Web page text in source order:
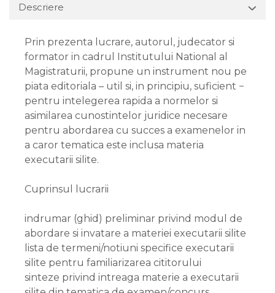
Descriere
Prin prezenta lucrare, autorul, judecator si
formator in cadrul Institutului National al
Magistraturii, propune un instrument nou pe
piata editoriala – util si, in principiu, suficient −
pentru intelegerea rapida a normelor si
asimilarea cunostintelor juridice necesare
pentru abordarea cu succes a examenelor in
a caror tematica este inclusa materia
executarii silite.
Cuprinsul lucrarii
indrumar (ghid) preliminar privind modul de
abordare si invatare a materiei executarii silite
lista de termeni/notiuni specifice executarii
silite pentru familiarizarea cititorului
sinteze privind intreaga materie a executarii